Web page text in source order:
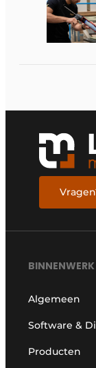
BINNENWERK
Algemeen
Software &
Producten